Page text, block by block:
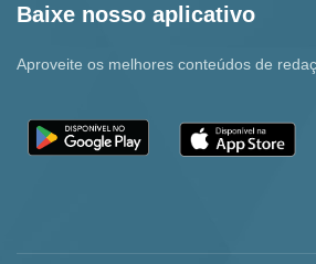
Baixe nosso aplicativo
Aproveite os melhores conteúdos de